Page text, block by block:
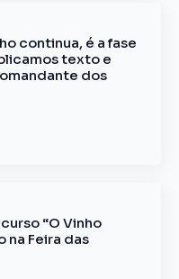
continua, é a fase
texto e
dos
“O Vinho
na Feira das